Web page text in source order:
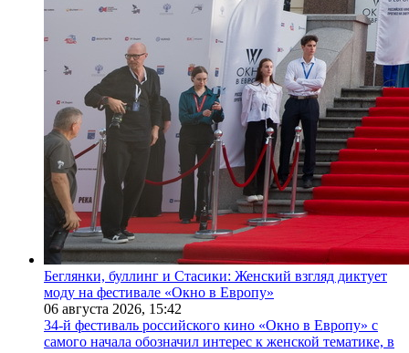
Беглянки, буллинг и Стасики: Женский взгляд диктует
моду на фестивале «Окно в Европу»
06 августа 2026, 15:42
34-й фестиваль российского кино «Окно в Европу» с
самого начала обозначил интерес к женской тематике, в